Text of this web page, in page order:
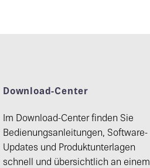
Download-Center
Im Download-Center finden Sie
Bedienungsanleitungen, Software-
Updates und Produktunterlagen
schnell und übersichtlich an einem